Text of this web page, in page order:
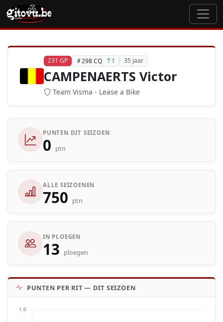
231 GP 298 CQ 1 35 jaar
CAMPENAERTS Victor
Team Visma - Lease a Bike
PUNTEN DIT SEIZOEN
0 ptn
ALLE SEIZOENEN
750 ptn
IN PLOEGEN
13 ploegen
PUNTEN PER RIT — DIT SEIZOEN